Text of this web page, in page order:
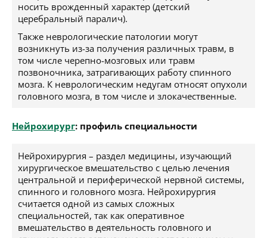
носить врожденный характер (детский
церебральный паралич).
Также неврологические патологии могут
возникнуть из-за получения различных травм, в
том числе черепно-мозговых или травм
позвоночника, затрагивающих работу спинного
мозга. К неврологическим недугам относят опухоли
головного мозга, в том числе и злокачественные.
Нейрохирург: профиль специальности
Нейрохирургия – раздел медицины, изучающий
хирургическое вмешательство с целью лечения
центральной и периферической нервной системы,
спинного и головного мозга. Нейрохирургия
считается одной из самых сложных
специальностей, так как оперативное
вмешательство в деятельность головного и